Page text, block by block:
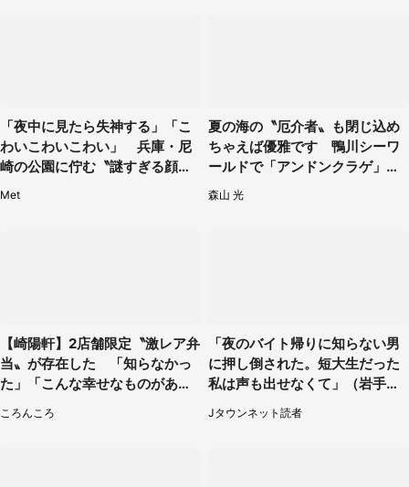
「夜中に見たら失神する」「こ
わいこわいこわい」 兵庫・尼
崎の公園に佇む〝謎すぎる顔〟
Met
夏の海の〝厄介者〟も閉じ込め
ちゃえば優雅です 鴨川シーワ
ールドで「アンドンクラゲ」期
間限定展示【7／29～】
森山 光
【崎陽軒】2店舗限定〝激レア弁
当〟が存在した 「知らなかっ
た」「こんな幸せなものがあっ
ころんころ
「夜のバイト帰りに知らない男
に押し倒された。短大生だった
私は声も出せなくて」（岩手
県・50代女性）
Jタウンネット読者